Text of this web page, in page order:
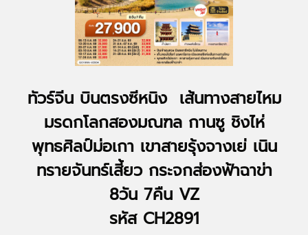
ทัวร์จีน บินตรงซีหนิง เส้นทางสายไหม
มรดกโลกสองมณฑล กานซู ชิงไห่
พุทธศิลป์ม่อเกา เขาสายรุ้งจางเย่ เนิน
ทรายจันทร์เสี้ยว กระจกส่องฟ้าฉาข่า
8วัน 7คืน VZ
รหัส CH2891